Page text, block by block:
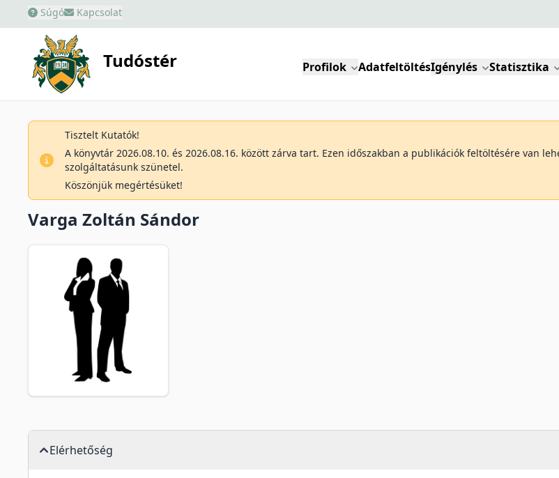
Súgó Kapcsolat
Tudóstér Profilok AdatfeltöltésIgénylés Statisztika
Tisztelt Kutatók!
A könyvtár 2026.08.10. és 2026.08.16. között zárva tart. Ezen időszakban a publikációk feltöltésére van
szolgáltatásunk szünetel.
Köszönjük megértésüket!
Varga Zoltán Sándor
Elérhetőség